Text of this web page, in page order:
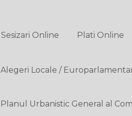
Sesizari Online Plati Online
Alegeri Locale /
Planul Urbanistic General al